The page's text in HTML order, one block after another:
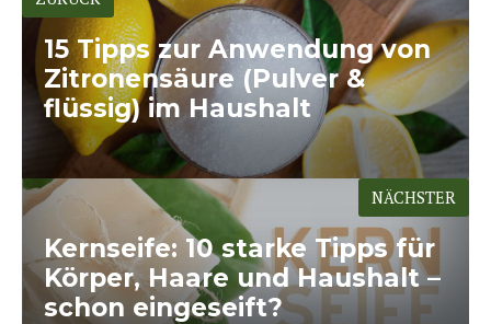
15 Tipps zur Anwendung von
Zitronensäure (Pulver &
flüssig) im Haushalt
Kernseife: 10 starke Tipps für
Körper, Haare und Haushalt –
schon eingeseift?
NÄCHSTER